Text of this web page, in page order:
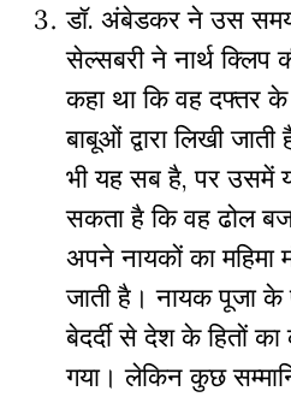
डॉ. अंबेडकर ने उस समय
सेल्सबरी ने नार्थ क्लिप
कहा था कि वह दफ्तर
बाबूओं द्वारा लिखी
भी यह सब है,पर उसमें
सकता है कि वह ढोल
अपने नायकों का
जाती है। नायक पूजा के
बेदर्दी से देश के हितों
गया। लेकिन कुछ